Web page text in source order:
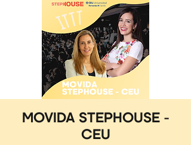
MOVIDA STEPHOUSE -
CEU